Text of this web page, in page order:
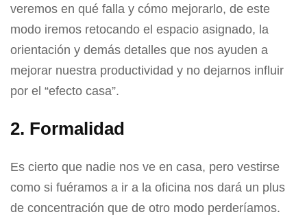
veremos en qué falla y cómo mejorarlo, de este
modo iremos retocando el espacio asignado, la
orientación y demás detalles que nos ayuden a
mejorar nuestra productividad y no dejarnos influir
por el “efecto casa”.
2. Formalidad
Es cierto que nadie nos ve en casa, pero vestirse
como si fuéramos a ir a la oficina nos dará un plus
de concentración que de otro modo perderíamos.